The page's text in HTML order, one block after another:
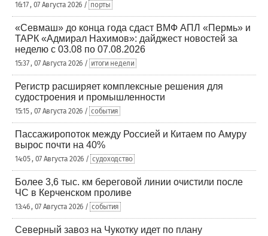
16:17 , 07 Августа 2026 / порты
«Севмаш» до конца года сдаст ВМФ АПЛ «Пермь» и
ТАРК «Адмирал Нахимов»: дайджест новостей за
неделю с 03.08 по 07.08.2026
15:37 , 07 Августа 2026 / итоги недели
Регистр расширяет комплексные решения для
судостроения и промышленности
15:15 , 07 Августа 2026 / события
Пассажиропоток между Россией и Китаем по Амуру
вырос почти на 40%
14:05 , 07 Августа 2026 / судоходство
Более 3,6 тыс. км береговой линии очистили после
ЧС в Керченском проливе
13:46 , 07 Августа 2026 / события
Северный завоз на Чукотку идет по плану